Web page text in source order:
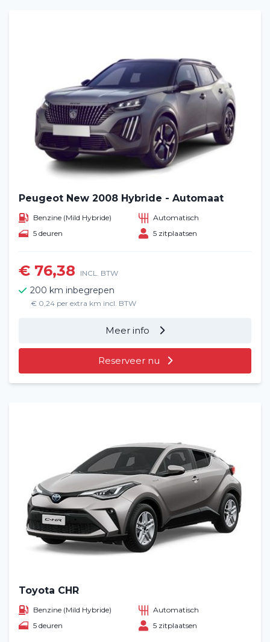
Peugeot New 2008 Hybride - Automaat
Benzine (Mild Hybride)
Automatisch
5 deuren
5 zitplaatsen
€ 76,38 INCL. BTW
200 km inbegrepen
€ 0,24 per extra km incl. BTW
Meer info
Reserveer nu
Toyota CHR
Benzine (Mild Hybride)
Automatisch
5 deuren
5 zitplaatsen